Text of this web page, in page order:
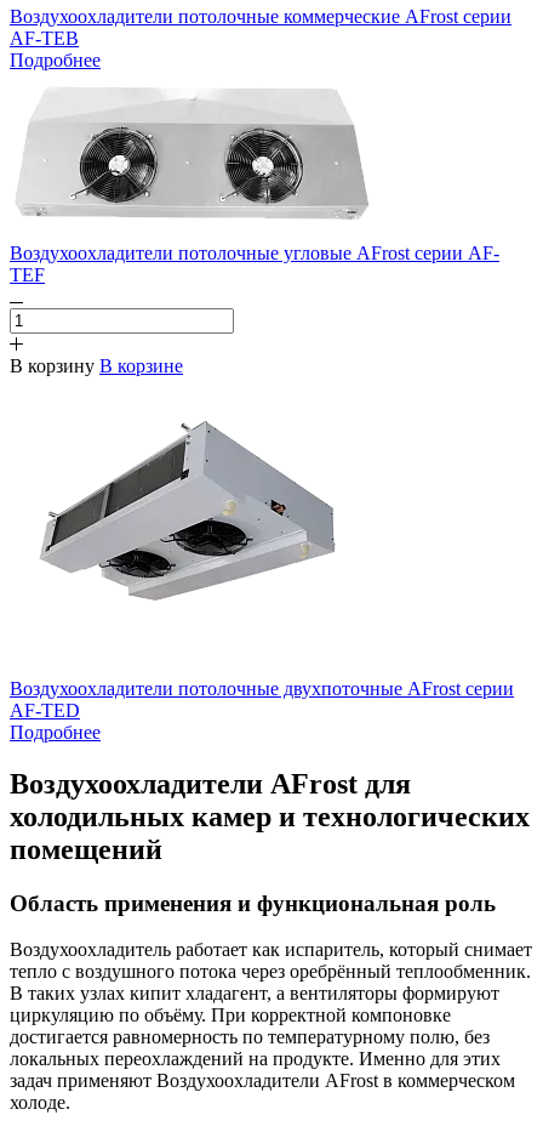
Воздухоохладители потолочные коммерческие AFrost серии
AF-TEB
Подробнее
Воздухоохладители потолочные угловые AFrost серии AF-
TEF
В корзину В корзине
Воздухоохладители потолочные двухпоточные AFrost серии
AF-TED
Подробнее
Воздухоохладители AFrost для
холодильных камер и технологических
помещений
Область применения и функциональная роль
Воздухоохладитель работает как испаритель, который снимает
тепло с воздушного потока через оребрённый теплообменник.
В таких узлах кипит хладагент, а вентиляторы формируют
циркуляцию по объёму. При корректной компоновке
достигается равномерность по температурному полю, без
локальных переохлаждений на продукте. Именно для этих
задач применяют Воздухоохладители AFrost в коммерческом
холоде.